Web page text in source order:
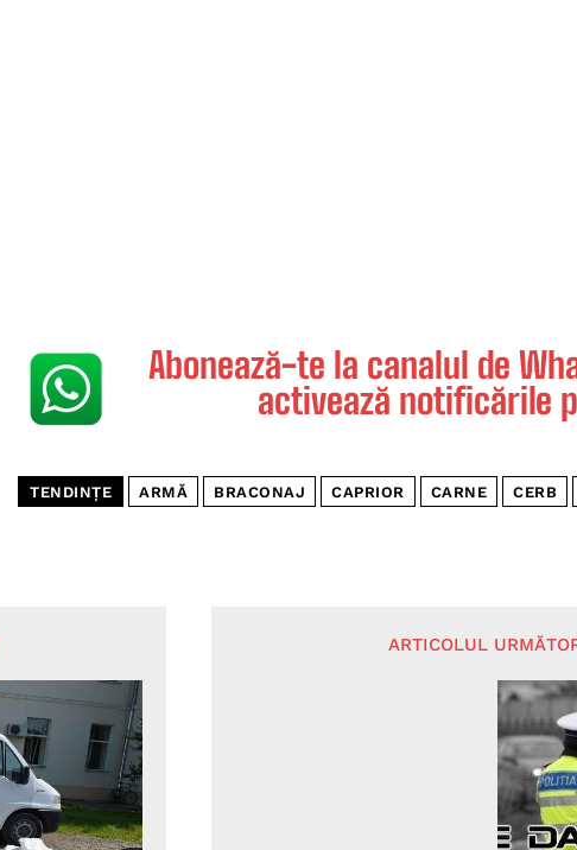
Abonează-te la canalul de
activează notificările
TENDINȚE ARMĂ BRACONAJ CAPRIOR CARNE CERB
ARTICOLUL